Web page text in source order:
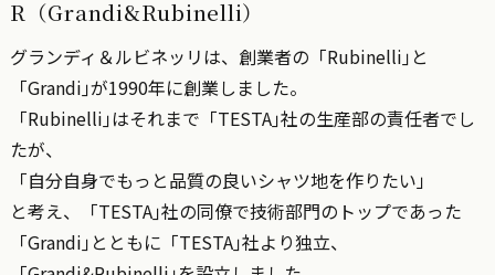
R（Grandi&Rubinelli）
グランディ＆ルビネッリは、創業者の「Rubinelli｣と
「Grandi｣が1990年に創業しました。
「Rubinelli｣はそれまで「TESTA｣社の生産部の責任者でし
たが、
「自分自身でもっと品質の良いシャツ地を作りたい」
と考え、「TESTA｣社の同僚で技術部門のトップであった
「Grandi｣とともに「TESTA｣社より独立、